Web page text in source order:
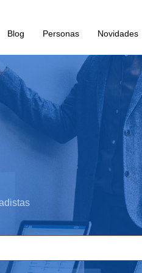
Blog Personas Novidades